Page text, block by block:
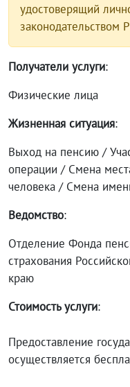
удостоверящий
законодательством
Получатели услуги:
Физические лица
Жизненная ситуация:
Выход на пенсию /
операции / Смена
человека / Смена
Ведомство:
Отделение Фонда
страхования
краю
Стоимость услуги:
Предоставление
осуществляется